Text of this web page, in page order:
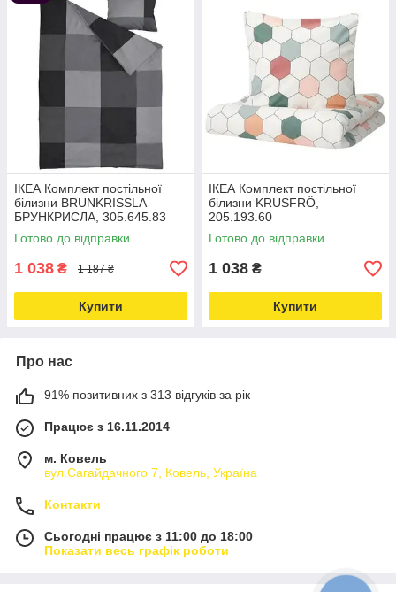
ІКЕА Комплект постільної
білизни BRUNKRISSLA
БРУНКРИСЛА, 305.645.83
Готово до відправки
1 038 ₴ 1 187 ₴
Купити
ІКЕА Комплект постільної
білизни KRUSFRÖ,
205.193.60
Готово до відправки
1 038 ₴
Купити
Про нас
91% позитивних з 313 відгуків за рік
Працює з 16.11.2014
м. Ковель
вул.Сагайдачного 7, Ковель, Україна
Контакти
Сьогодні працює з 11:00 до 18:00
Показати весь графік роботи